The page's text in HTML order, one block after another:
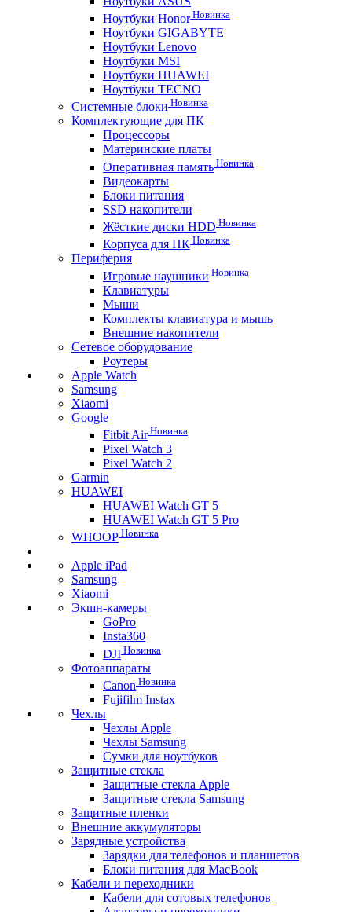
Ноутбуки HonorНовинка
Ноутбуки GIGABYTE
Ноутбуки Lenovo
Ноутбуки MSI
Ноутбуки HUAWEI
Ноутбуки TECNO
Системные блоки Новинка
Комплектующие для ПК
Процессоры
Материнские платы
Оперативная память Новинка
Видеокарты
Блоки питания
SSD накопители
Жёсткие диски HDD Новинка
Корпуса для ПК Новинка
Периферия
Игровые наушники Новинка
Клавиатуры
Мыши
Комплекты клавиатура и мышь
Внешние накопители
Сетевое оборудование
Роутеры
Apple Watch
Samsung
Xiaomi
Google
Fitbit AirНовинка
Pixel Watch 3
Pixel Watch 2
Garmin
HUAWEI
HUAWEI Watch GT 5
HUAWEI Watch GT 5 Pro
WHOOP Новинка
Apple iPad
Samsung
Xiaomi
Экшн-камеры
GoPro
Insta360
DJI Новинка
Фотоаппараты
Canon Новинка
Fujifilm Instax
Чехлы
Чехлы Apple
Чехлы Samsung
Сумки для ноутбуков
Защитные стекла
Защитные стекла Apple
Защитные стекла Samsung
Защитные пленки
Внешние аккумуляторы
Зарядные устройства
Зарядки для телефонов и планшетов
Блоки питания для MacBook
Кабели и переходники
Кабели для сотовых телефонов